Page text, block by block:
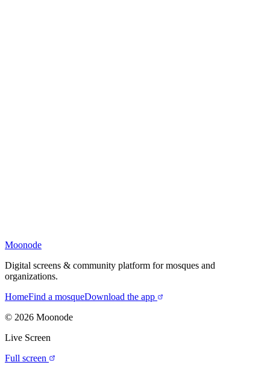
Moonode
Digital screens & community platform for mosques and
organizations.
HomeFind a mosqueDownload the app
© 2026 Moonode
Live Screen
Full screen